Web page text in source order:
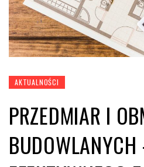
AKTUALNOŚCI
PRZEDMIAR I